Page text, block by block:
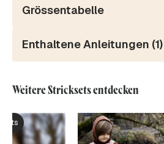
Grössentabelle
Enthaltene Anleitungen (1)
Weitere Stricksets entdecken